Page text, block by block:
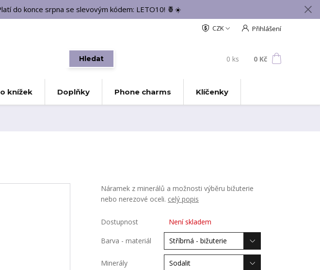
do konce srpna se slevovým kódem: LETO10! 🍍☀️
CZK Přihlášení
Hledat 0 ks 0 Kč
knížek Doplňky Phone charms Klíčenky
Náramek z minerálů a možnosti výběru bižuterie
nebo nerezové oceli. celý popis
Dostupnost Není skladem
Barva - materiál
Minerály